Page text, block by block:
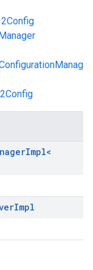
Impl<
Impl